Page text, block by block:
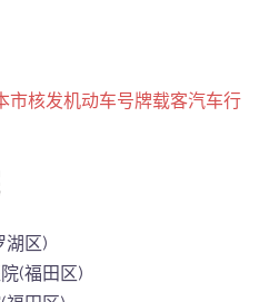
市核发机动车号牌载客汽车行
湖区)
(福田区)